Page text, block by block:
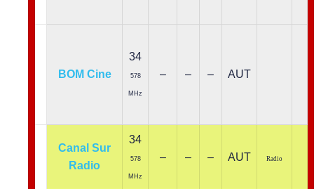
BOM Cine
34
578
MHz
– – – AUT
Canal Sur
Radio
34
578
MHz
– – – AUT Radio